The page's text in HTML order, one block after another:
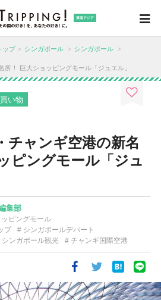
東南アジア
ップ シンガポール
シンガポール
所！ 巨大ショッピングモール「ジュエル」
買い物
チャンギ空港の新名
ピングモール「ジュ
集部
ピングモール
プ
シンガポールデパート
シンガポール観光 チャンギ国際空港